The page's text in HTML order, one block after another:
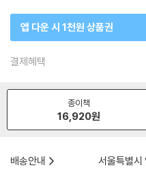
앱 다운 시 1천원 상품권
결제혜택
종이책
16,920원
배송안내
서울특별시